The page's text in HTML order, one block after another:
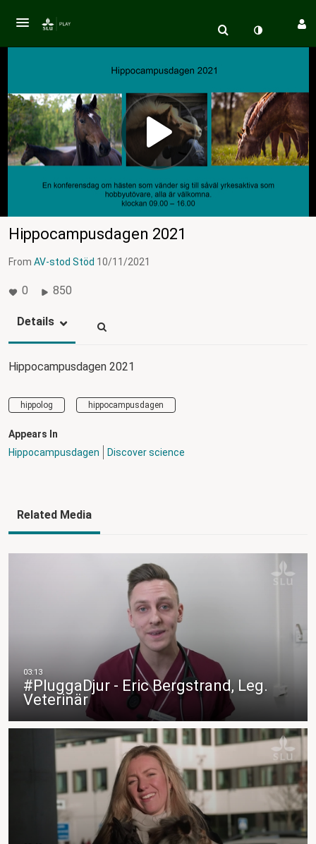
Hippocampusdagen 2021
From AV-stod Stöd 10/11/2021
0 850
Details
Hippocampusdagen 2021
hippolog hippocampusdagen
Appears In
Hippocampusdagen
Discover science
Related Media
#PluggaDjur - Eric Bergstrand, Leg.
Veterinär